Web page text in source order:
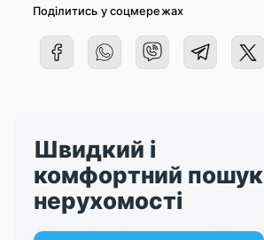
Поділитись у соцмережах
Швидкий і
комфортний пошук
нерухомості